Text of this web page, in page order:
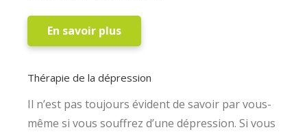
En savoir plus
Thérapie de la dépression
Il n’est pas toujours évident de savoir par vous-
même si vous souffrez d’une dépression. Si vous